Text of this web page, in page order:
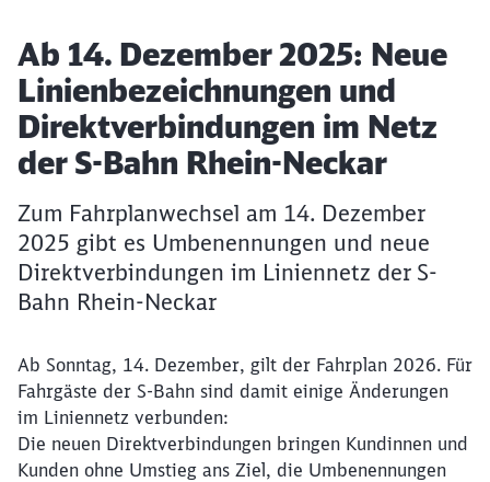
Artikel:
Ab 14. Dezember 2025: Neue
Linienbezeichnungen und
Direktverbindungen im Netz
der S-Bahn Rhein-Neckar
Zum Fahrplanwechsel am 14. Dezember
2025 gibt es Umbenennungen und neue
Direktverbindungen im Liniennetz der S-
Bahn Rhein-Neckar
Ab Sonntag, 14. Dezember, gilt der Fahrplan 2026. Für
Fahrgäste der S‑Bahn sind damit einige Änderungen
im Liniennetz verbunden:
Die neuen Direktverbindungen bringen Kundinnen und
Kunden ohne Umstieg ans Ziel, die Umbenennungen